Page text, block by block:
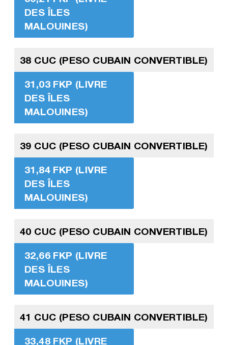
DES ÎLES
MALOUINES)
38 CUC (PESO CUBAIN CONVERTIBLE)
31,03 FKP (LIVRE
DES ÎLES
MALOUINES)
39 CUC (PESO CUBAIN CONVERTIBLE)
31,84 FKP (LIVRE
DES ÎLES
MALOUINES)
40 CUC (PESO CUBAIN CONVERTIBLE)
32,66 FKP (LIVRE
DES ÎLES
MALOUINES)
41 CUC (PESO CUBAIN CONVERTIBLE)
33,48 FKP (LIVRE